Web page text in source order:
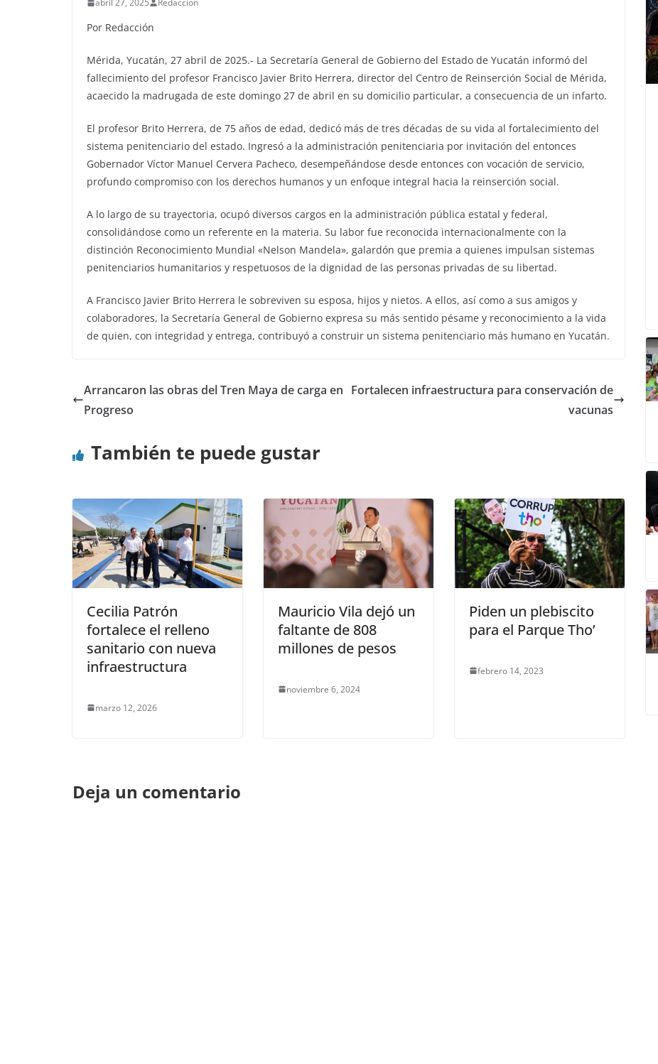
abril 27, 2025 Redaccion
Por Redacción
Mérida, Yucatán, 27 abril de 2025.- La Secretaría General de Gobierno del Estado de Yucatán informó del
fallecimiento del profesor Francisco Javier Brito Herrera, director del Centro de Reinserción Social de Mérida,
acaecido la madrugada de este domingo 27 de abril en su domicilio particular, a consecuencia de un infarto.
El profesor Brito Herrera, de 75 años de edad, dedicó más de tres décadas de su vida al fortalecimiento del
sistema penitenciario del estado. Ingresó a la administración penitenciaria por invitación del entonces
Gobernador Víctor Manuel Cervera Pacheco, desempeñándose desde entonces con vocación de servicio,
profundo compromiso con los derechos humanos y un enfoque integral hacia la reinserción social.
A lo largo de su trayectoria, ocupó diversos cargos en la administración pública estatal y federal,
consolidándose como un referente en la materia. Su labor fue reconocida internacionalmente con la
distinción Reconocimiento Mundial «Nelson Mandela», galardón que premia a quienes impulsan sistemas
penitenciarios humanitarios y respetuosos de la dignidad de las personas privadas de su libertad.
A Francisco Javier Brito Herrera le sobreviven su esposa, hijos y nietos. A ellos, así como a sus amigos y
colaboradores, la Secretaría General de Gobierno expresa su más sentido pésame y reconocimiento a la vida
de quien, con integridad y entrega, contribuyó a construir un sistema penitenciario más humano en Yucatán.
Arrancaron las obras del Tren Maya de carga en
Progreso
Fortalecen infraestructura para conservación de
vacunas
También te puede gustar
Cecilia Patrón
fortalece el relleno
sanitario con nueva
infraestructura
marzo 12, 2026
Mauricio Vila dejó un
faltante de 808
millones de pesos
noviembre 6, 2024
Piden un plebiscito
para el Parque Tho’
febrero 14, 2023
Deja un comentario